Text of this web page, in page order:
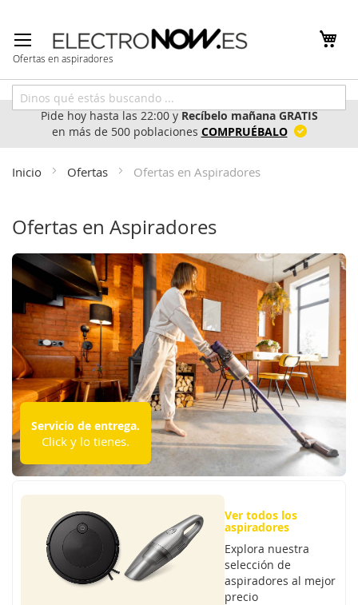
al
contenido
Ofertas en aspiradores
Pide hoy hasta las 22:00 yRecíbelo mañana GRATIS
en más de 500 poblaciones COMPRUÉBALO
Inicio Ofertas Ofertas en Aspiradores
Ofertas en Aspiradores
Ver todos los
aspiradores
Explora nuestra
selección de
aspiradores al mejor
precio
Servicio de entrega.
Click y lo tienes.